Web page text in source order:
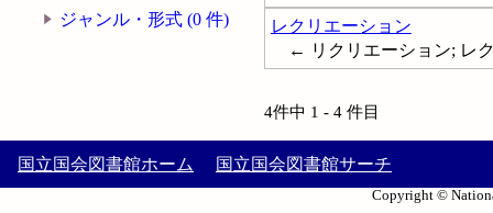
ジャンル・形式 (0 件)
レクリエーション
← リクリエーション; レ
4件中 1 - 4 件目
国立国会図書館ホーム 国立国会図書館サーチ
Copyright ©